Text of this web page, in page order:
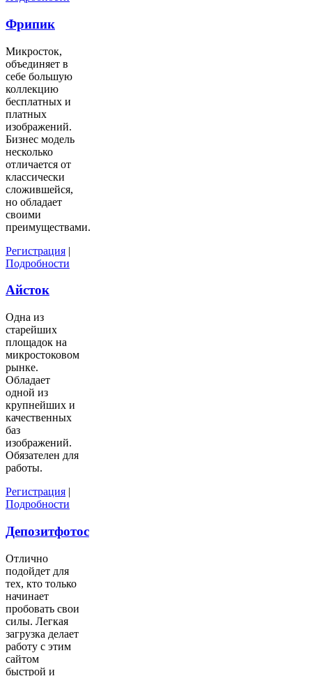
Фрипик
Микросток,
объединяет в
себе большую
коллекцию
бесплатных и
платных
изображений.
Бизнес модель
несколько
отличается от
классически
сложившейся,
но обладает
своими
преимуществами.
Регистрация |
Подробности
Айсток
Одна из
старейших
площадок на
микростоковом
рынке.
Обладает
одной из
крупнейших и
качественных
баз
изображений.
Обязателен для
работы.
Регистрация |
Подробности
Депозитфотос
Отлично
подойдет для
тех, кто только
начинает
пробовать свои
силы. Легкая
загрузка делает
работу с этим
сайтом
быстрой и